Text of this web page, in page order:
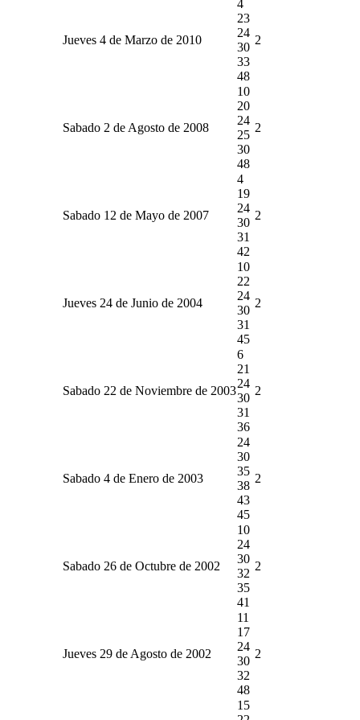
Jueves 4 de Marzo de 2010
4
23
24
30
33
48
2
Sabado 2 de Agosto de 2008
10
20
24
25
30
48
2
Sabado 12 de Mayo de 2007
4
19
24
30
31
42
2
Jueves 24 de Junio de 2004
10
22
24
30
31
45
2
Sabado 22 de Noviembre de 2003
6
21
24
30
31
36
2
Sabado 4 de Enero de 2003
24
30
35
38
43
45
2
Sabado 26 de Octubre de 2002
10
24
30
32
35
41
2
Jueves 29 de Agosto de 2002
11
17
24
30
32
48
2
15